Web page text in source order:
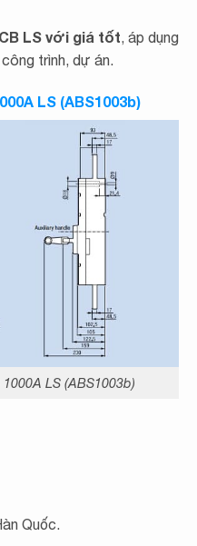
LS với giá tốt , áp dụng
trình, dự án.
LS (ABS1003b)
LS (ABS1003b)
Quốc.